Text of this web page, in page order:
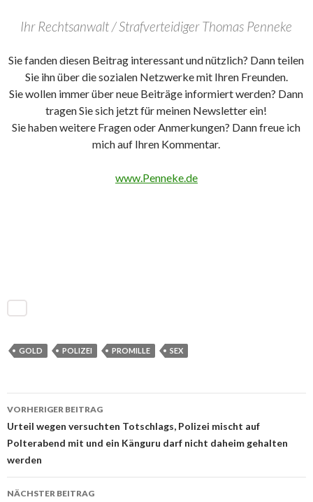
Ihr Rechtsanwalt / Strafverteidiger Thomas Penneke
Sie fanden diesen Beitrag interessant und nützlich? Dann teilen
Sie ihn über die sozialen Netzwerke mit Ihren Freunden.
Sie wollen immer über neue Beiträge informiert werden? Dann
tragen Sie sich jetzt für meinen Newsletter ein!
Sie haben weitere Fragen oder Anmerkungen? Dann freue ich
mich auf Ihren Kommentar.
www.Penneke.de
GOLD POLIZEI PROMILLE SEX
Beitrags-
Navigation
VORHERIGER BEITRAG
Urteil wegen versuchten Totschlags, Polizei mischt auf
Polterabend mit und ein Känguru darf nicht daheim gehalten
werden
NÄCHSTER BEITRAG